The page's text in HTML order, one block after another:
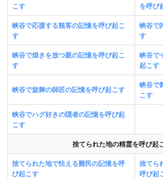
こす
を呼び
峡谷で応援する観客の記憶を呼び起こ
す
峡谷で
す
峡谷で煌きを放つ親の記憶を呼び起こ
す
峡谷で
起こす
峡谷で旋舞の師匠の記憶を呼び起こす
峡谷で
こす
峡谷でハグ好きの隠者の記憶を呼び起
こす
捨てられた地の精霊を呼び起
捨てられた地で怯える難民の記憶を呼
び起こす
捨てら
呼び起